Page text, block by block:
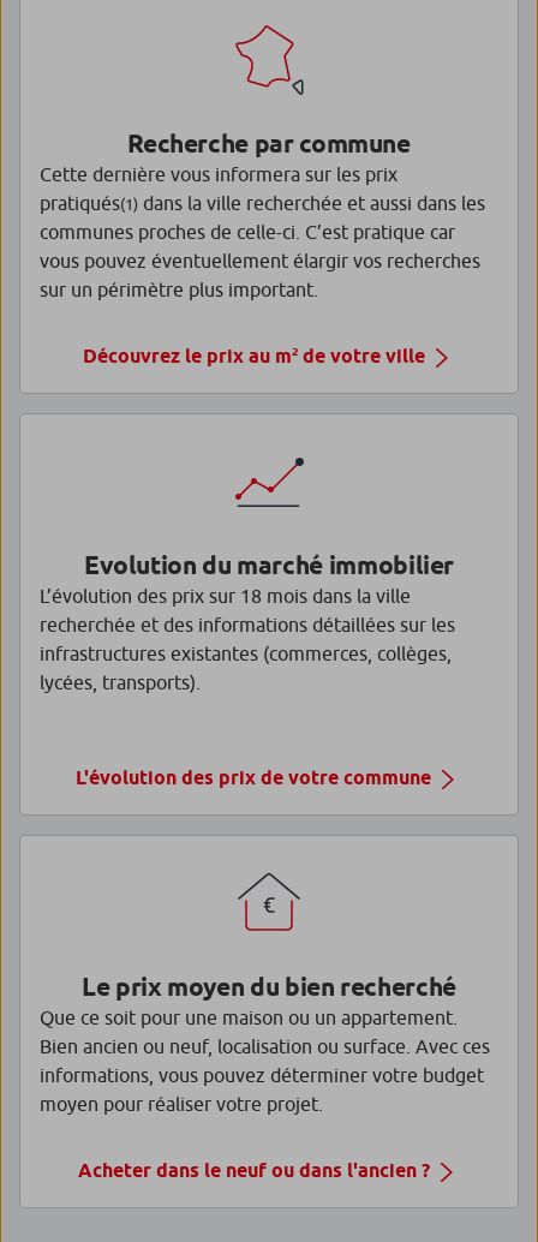
Recherche par commune
Cette dernière vous informera sur les prix
pratiqués(1) dans la ville recherchée et aussi dans les
communes proches de celle-ci. C’est pratique car
vous pouvez éventuellement élargir vos recherches
sur un périmètre plus important.
Découvrez le prix au m² de votre ville
Evolution du marché immobilier
L’évolution des prix sur 18 mois dans la ville
recherchée et des informations détaillées sur les
infrastructures existantes (commerces, collèges,
lycées, transports).
L'évolution des prix de votre commune
Le prix moyen du bien recherché
Que ce soit pour une maison ou un appartement.
Bien ancien ou neuf, localisation ou surface. Avec ces
informations, vous pouvez déterminer votre budget
moyen pour réaliser votre projet.
Acheter dans le neuf ou dans l'ancien ?